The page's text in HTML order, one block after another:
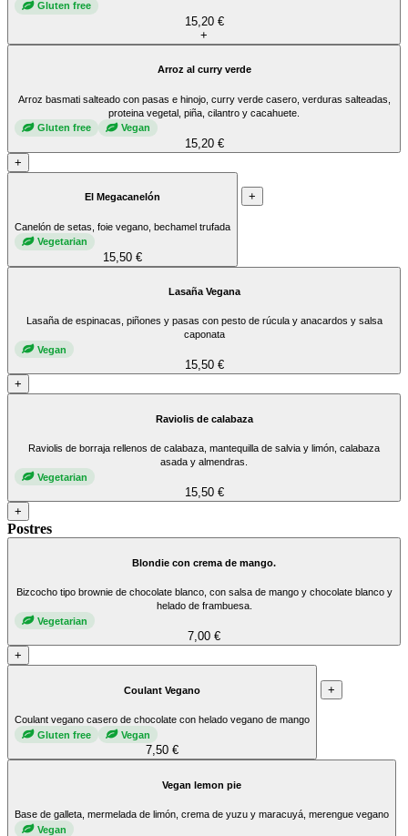
Gluten free
15,20 €
+
Arroz al curry verde
Arroz basmati salteado con pasas e hinojo, curry verde casero, verduras salteadas,
proteina vegetal, piña, cilantro y cacahuete.
Gluten free
Vegan
15,20 €
+
El Megacanelón
Canelón de setas, foie vegano, bechamel trufada
Vegetarian
15,50 €
+
Lasaña Vegana
Lasaña de espinacas, piñones y pasas con pesto de rúcula y anacardos y salsa
caponata
Vegan
15,50 €
+
Raviolis de calabaza
Raviolis de borraja rellenos de calabaza, mantequilla de salvia y limón, calabaza
asada y almendras.
Vegetarian
15,50 €
+
Postres
Blondie con crema de mango.
Bizcocho tipo brownie de chocolate blanco, con salsa de mango y chocolate blanco y
helado de frambuesa.
Vegetarian
7,00 €
+
Coulant Vegano
Coulant vegano casero de chocolate con helado vegano de mango
Gluten free
Vegan
7,50 €
+
Vegan lemon pie
Base de galleta, mermelada de limón, crema de yuzu y maracuyá, merengue vegano
Vegan